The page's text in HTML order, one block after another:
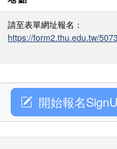
請至表單網址報名：
https://form2.thu.edu.tw/
開始報名